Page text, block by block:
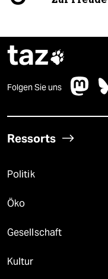
taz
Folgen Sie uns
Ressorts
Politik
Öko
Gesellschaft
Kultur